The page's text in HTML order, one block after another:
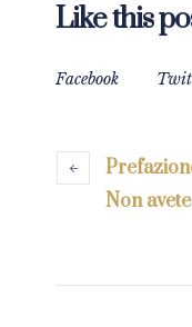
Like this
Facebook
Non